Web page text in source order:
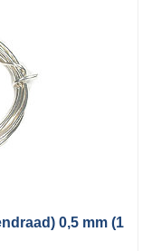
0,5 mm (1